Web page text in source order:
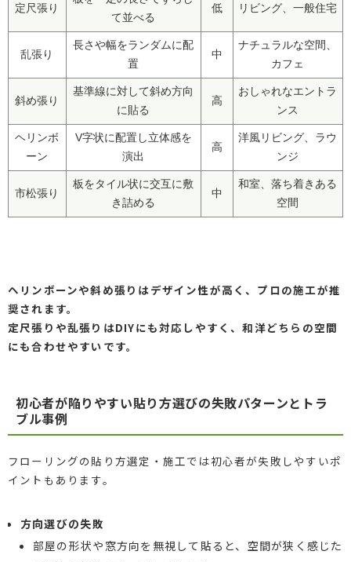
定尺張り
て並べる
低 リビング、一般住宅
乱張り
長さや幅をランダムに配
置
中
ナチュラルな空間、
カフェ
斜め張り
基準線に対して斜め方向
に貼る
高
おしゃれなエントラ
ンス
ヘリンボ
ーン
V字状に配置し立体感を
演出
高
洋風リビング、ラウ
ンジ
市松張り
板をタイル状に交互に敷
き詰める
中
和室、落ち着きある
空間
ヘリンボーンや斜め張りはデザイン性が高く、プロの施工が推
奨されます。
定尺張りや乱張りはDIYにも対応しやすく、和洋どちらの空間
にも合わせやすいです。
初心者が陥りやすい貼り方選びの失敗パターンとトラ
ブル事例
フローリングの貼り方選定・施工では初心者が失敗しやすいポ
イントもあります。
方向選びの失敗
部屋の形状や窓方向を無視して貼ると、空間が狭く感じた